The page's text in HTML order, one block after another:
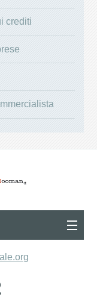
crediti